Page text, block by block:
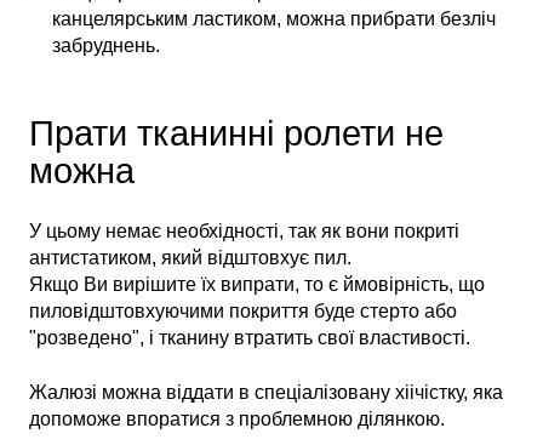
канцелярським ластиком, можна прибрати безліч
забруднень.
Прати тканинні ролети не
можна
У цьому немає необхідності, так як вони покриті
антистатиком, який відштовхує пил.
Якщо Ви вирішите їх випрати, то є ймовірність, що
пиловідштовхуючими покриття буде стерто або
"розведено", і тканину втратить свої властивості.
Жалюзі можна віддати в спеціалізовану хіічістку, яка
допоможе впоратися з проблемною ділянкою.